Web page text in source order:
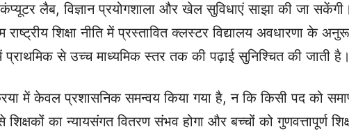
लैब, विज्ञान प्रयोगशाला और खेल सुविधाएं साझा की जा सकेंगी।
शिक्षा नीति में प्रस्तावित क्लस्टर विद्यालय अवधारणा के
से उच्च माध्यमिक स्तर तक की पढ़ाई सुनिश्चित की जाती है।
में केवल प्रशासनिक समन्वय किया गया है, न कि किसी पद को
का न्यायसंगत वितरण संभव होगा और बच्चों को गुणवत्तापूर्ण